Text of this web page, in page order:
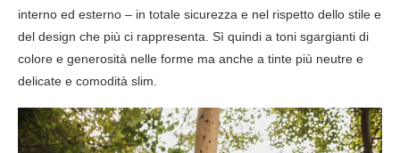
interno ed esterno – in totale sicurezza e nel rispetto dello stile e
del design che più ci rappresenta. Sì quindi a toni sgargianti di
colore e generosità nelle forme ma anche a tinte più neutre e
delicate e comodità slim.